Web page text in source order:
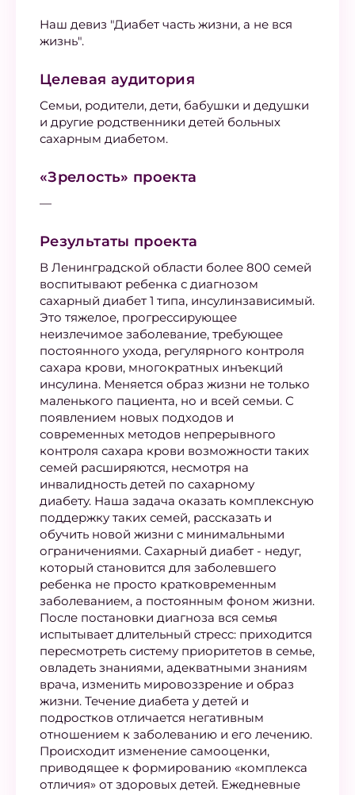
Наш девиз "Диабет часть жизни, а не вся
жизнь".
Целевая аудитория
Семьи, родители, дети, бабушки и дедушки
и другие родственники детей больных
сахарным диабетом.
«Зрелость» проекта
—
Результаты проекта
В Ленинградской области более 800 семей
воспитывают ребенка с диагнозом
сахарный диабет 1 типа, инсулинзависимый.
Это тяжелое, прогрессирующее
неизлечимое заболевание, требующее
постоянного ухода, регулярного контроля
сахара крови, многократных инъекций
инсулина. Меняется образ жизни не только
маленького пациента, но и всей семьи. С
появлением новых подходов и
современных методов непрерывного
контроля сахара крови возможности таких
семей расширяются, несмотря на
инвалидность детей по сахарному
диабету. Наша задача оказать комплексную
поддержку таких семей, рассказать и
обучить новой жизни с минимальными
ограничениями. Сахарный диабет - недуг,
который становится для заболевшего
ребенка не просто кратковременным
заболеванием, а постоянным фоном жизни.
После постановки диагноза вся семья
испытывает длительный стресс: приходится
пересмотреть систему приоритетов в семье,
овладеть знаниями, адекватными знаниям
врача, изменить мировоззрение и образ
жизни. Течение диабета у детей и
подростков отличается негативным
отношением к заболеванию и его лечению.
Происходит изменение самооценки,
приводящее к формированию «комплекса
отличия» от здоровых детей. Ежедневные